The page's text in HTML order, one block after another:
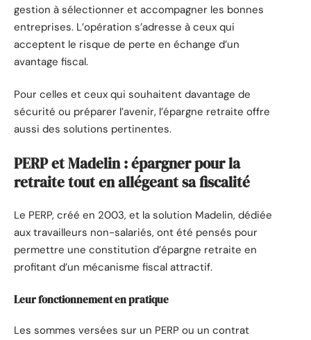
gestion à sélectionner et accompagner les bonnes
entreprises. L’opération s’adresse à ceux qui
acceptent le risque de perte en échange d’un
avantage fiscal.
Pour celles et ceux qui souhaitent davantage de
sécurité ou préparer l’avenir, l’épargne retraite offre
aussi des solutions pertinentes.
PERP et Madelin : épargner pour la
retraite tout en allégeant sa fiscalité
Le PERP, créé en 2003, et la solution Madelin, dédiée
aux travailleurs non-salariés, ont été pensés pour
permettre une constitution d’épargne retraite en
profitant d’un mécanisme fiscal attractif.
Leur fonctionnement en pratique
Les sommes versées sur un PERP ou un contrat